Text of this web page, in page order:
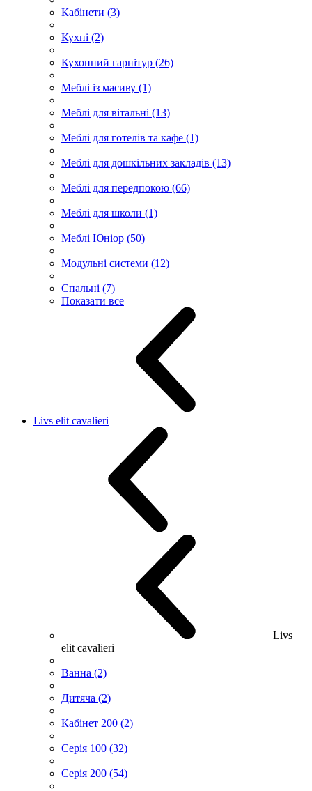
Кабінети (3)
Кухні (2)
Кухонний гарнітур (26)
Меблі із масиву (1)
Меблі для вітальні (13)
Меблі для готелів та кафе (1)
Меблі для дошкільних закладів (13)
Меблі для передпокою (66)
Меблі для школи (1)
Меблі Юніор (50)
Модульні системи (12)
Спальні (7)
Показати все
Livs elit cavalieri
Livs
elit cavalieri
Ванна (2)
Дитяча (2)
Кабінет 200 (2)
Серія 100 (32)
Серія 200 (54)